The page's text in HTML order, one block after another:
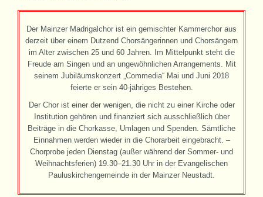
Der Mainzer Madrigalchor ist ein gemischter Kammerchor aus
derzeit über einem Dutzend Chorsängerinnen und Chorsängern
im Alter zwischen 25 und 60 Jahren. Im Mittelpunkt steht die
Freude am Singen und an ungewöhnlichen Arrangements. Mit
seinem Jubiläumskonzert „Commedia“ Mai und Juni 2018
feierte er sein 40-jähriges Bestehen.
Der Chor ist einer der wenigen, die nicht zu einer Kirche oder
Institution gehören und finanziert sich ausschließlich über
Beiträge in die Chorkasse, Umlagen und Spenden. Sämtliche
Einnahmen werden wieder in die Chorarbeit eingebracht. –
Chorprobe jeden Dienstag (außer während der Sommer- und
Weihnachtsferien) 19.30–21.30 Uhr in der Evangelischen
Pauluskirchengemeinde in der Mainzer Neustadt.